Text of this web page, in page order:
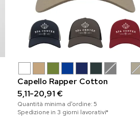
Capello Rapper Cotton
5,11-20,91 €
Quantità minima d'ordine:5
Spedizione in 3 giorni lavorativi*